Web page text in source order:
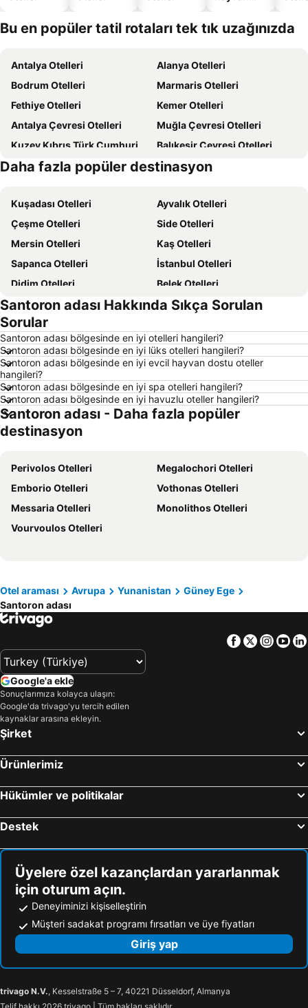
oteller
Bu en popüler tatil rotaları tek tık uzağınızda
Antalya Otelleri
Alanya Otelleri
Bodrum Otelleri
Marmaris Otelleri
Fethiye Otelleri
Kemer Otelleri
Antalya Çevresi Otelleri
Muğla Çevresi Otelleri
Kuzey Kıbrıs Türk Cumhuriyeti Otelleri
Balıkesir Çevresi Otelleri
Kıbrıs Otelleri
Türkiye Otelleri
Daha fazla popüler destinasyon
Kuşadası Otelleri
Ayvalık Otelleri
Çeşme Otelleri
Side Otelleri
Mersin Otelleri
Kaş Otelleri
Sapanca Otelleri
İstanbul Otelleri
Didim Otelleri
Belek Otelleri
Alaçatı Otelleri
Datça Otelleri
İzmir Otelleri
Bozcaada Otelleri
Çanakkale Otelleri
Erdek Otelleri
Manavgat Otelleri
Ölüdeniz Otelleri
Kapadokya Otelleri
Ege Sahilleri Otelleri
Aydın Çevresi Otelleri
İzmir Çevresi Otelleri
Mersin Çevresi Otelleri
Samos Otelleri
Çanakkale Çevresi Otelleri
Sakız Adası Otelleri
Yunanistan Otelleri
İstanbul Çevresi Otelleri
Thassos Island Otelleri
Girne Otelleri
Santoron adası Hakkında Sıkça Sorulan
Sorular
Santoron adası bölgesinde en iyi otelleri hangileri?
Santoron adası bölgesinde en iyi lüks otelleri hangileri?
Santoron adası bölgesinde en iyi evcil hayvan dostu oteller
hangileri?
Santoron adası bölgesinde en iyi spa otelleri hangileri?
Santoron adası bölgesinde en iyi havuzlu oteller hangileri?
Santoron adası - Daha fazla popüler
destinasyon
Perivolos Otelleri
Megalochori Otelleri
Emborio Otelleri
Vothonas Otelleri
Messaria Otelleri
Monolithos Otelleri
Vourvoulos Otelleri
Otel araması Avrupa Yunanistan
Güney Ege
Santoron adası
Facebook
Twitter
Google'a ekle
Sonuçlarımıza kolayca ulaşın:
Google'da trivago'yu tercih edilen
kaynaklar arasına ekleyin.
Şirket
Ürünlerimiz
Hükümler ve politikalar
Destek
Üyelere özel kazançlardan yararlanmak
için oturum açın.
Deneyiminizi kişiselleştirin
Müşteri sadakat programı fırsatları ve üye fiyatları
Giriş yap
trivago N.V., Kesselstraße 5 – 7, 40221 Düsseldorf, Almanya